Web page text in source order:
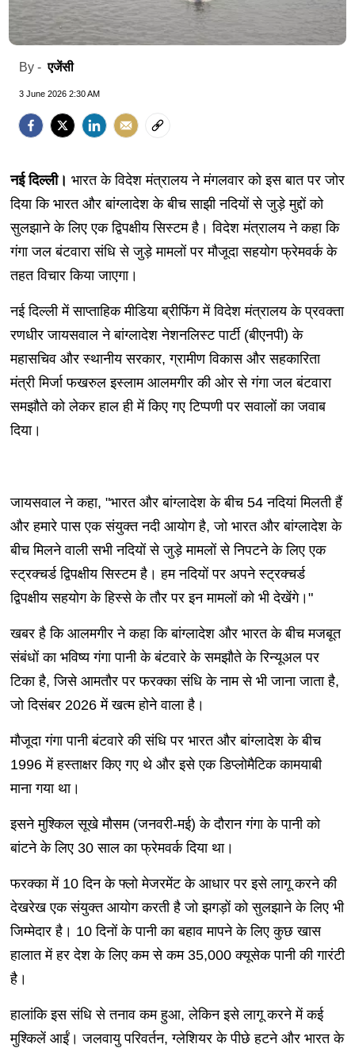
By -एजेंसी
3 June 2026 2:30 AM
नई दिल्ली। भारत के विदेश मंत्रालय ने मंगलवार को इस बात पर जोर
दिया कि भारत और बांग्लादेश के बीच साझी नदियों से जुड़े मुद्दों को
सुलझाने के लिए एक द्विपक्षीय सिस्टम है। विदेश मंत्रालय ने कहा कि
गंगा जल बंटवारा संधि से जुड़े मामलों पर मौजूदा सहयोग फ्रेमवर्क के
तहत विचार किया जाएगा।
नई दिल्ली में साप्ताहिक मीडिया ब्रीफिंग में विदेश मंत्रालय के प्रवक्ता
रणधीर जायसवाल ने बांग्लादेश नेशनलिस्ट पार्टी (बीएनपी) के
महासचिव और स्थानीय सरकार, ग्रामीण विकास और सहकारिता
मंत्री मिर्जा फखरुल इस्लाम आलमगीर की ओर से गंगा जल बंटवारा
समझौते को लेकर हाल ही में किए गए टिप्पणी पर सवालों का जवाब
दिया।
जायसवाल ने कहा, "भारत और बांग्लादेश के बीच 54 नदियां मिलती हैं
और हमारे पास एक संयुक्त नदी आयोग है, जो भारत और बांग्लादेश के
बीच मिलने वाली सभी नदियों से जुड़े मामलों से निपटने के लिए एक
स्ट्रक्चर्ड द्विपक्षीय सिस्टम है। हम नदियों पर अपने स्ट्रक्चर्ड
द्विपक्षीय सहयोग के हिस्से के तौर पर इन मामलों को भी देखेंगे।"
खबर है कि आलमगीर ने कहा कि बांग्लादेश और भारत के बीच मजबूत
संबंधों का भविष्य गंगा पानी के बंटवारे के समझौते के रिन्यूअल पर
टिका है, जिसे आमतौर पर फरक्का संधि के नाम से भी जाना जाता है,
जो दिसंबर 2026 में खत्म होने वाला है।
मौजूदा गंगा पानी बंटवारे की संधि पर भारत और बांग्लादेश के बीच
1996 में हस्ताक्षर किए गए थे और इसे एक डिप्लोमैटिक कामयाबी
माना गया था।
इसने मुश्किल सूखे मौसम (जनवरी-मई) के दौरान गंगा के पानी को
बांटने के लिए 30 साल का फ्रेमवर्क दिया था।
फरक्का में 10 दिन के फ्लो मेजरमेंट के आधार पर इसे लागू करने की
देखरेख एक संयुक्त आयोग करती है जो झगड़ों को सुलझाने के लिए भी
जिम्मेदार है। 10 दिनों के पानी का बहाव मापने के लिए कुछ खास
हालात में हर देश के लिए कम से कम 35,000 क्यूसेक पानी की गारंटी
है।
हालांकि इस संधि से तनाव कम हुआ, लेकिन इसे लागू करने में कई
मुश्किलें आईं। जलवायु परिवर्तन, ग्लेशियर के पीछे हटने और भारत के